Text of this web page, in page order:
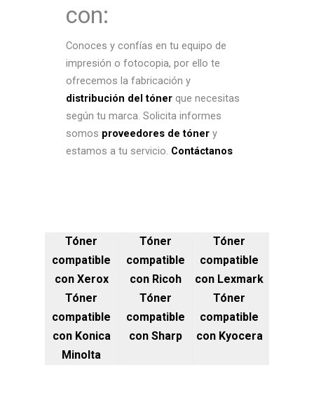
con:
Conoces y confías en tu equipo de
impresión o fotocopia, por ello te
ofrecemos la fabricación y
distribución del tóner que necesitas
según tu marca. Solicita informes
somos proveedores de tóner y
estamos a tu servicio. Contáctanos
Tóner
compatible
con Xerox
Tóner
compatible
con Ricoh
Tóner
compatible
con Lexmark
Tóner
compatible
con Konica
Minolta
Tóner
compatible
con Sharp
Tóner
compatible
con Kyocera